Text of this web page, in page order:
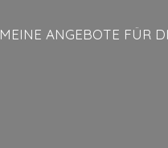
MEINE ANGEBOTE FÜR